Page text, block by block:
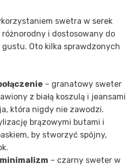
swetra w serek
i dostosowany do
Oto kilka sprawdzonych
– granatowy sweter
z białą koszulą i jeansami
która nigdy nie zawodzi.
brązowymi butami i
by stworzyć spójny,
– czarny sweter w